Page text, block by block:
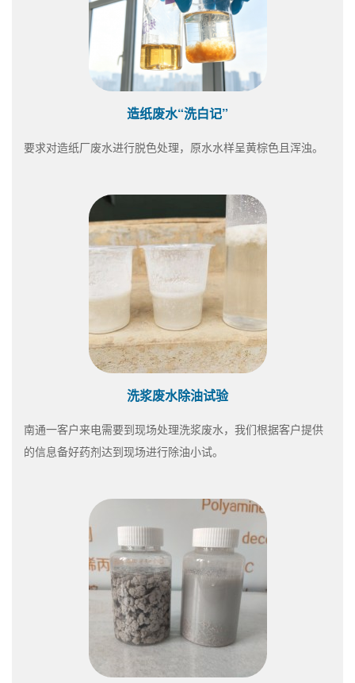
造纸废水“洗白记”
要求对造纸厂废水进行脱色处理，原水水样呈黄棕色且浑浊。
洗浆废水除油试验
南通一客户来电需要到现场处理洗浆废水，我们根据客户提供
的信息备好药剂达到现场进行除油小试。